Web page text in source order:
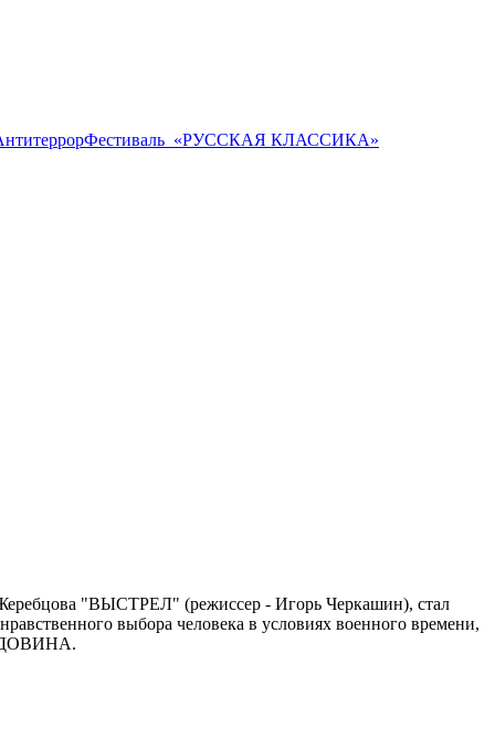
Фестиваль ​ «РУССКАЯ КЛАССИКА»
Жеребцова "ВЫСТРЕЛ" (режиссер - Игорь Черкашин), стал
выбора человека в условиях военного времени,
ВДОВИНА.